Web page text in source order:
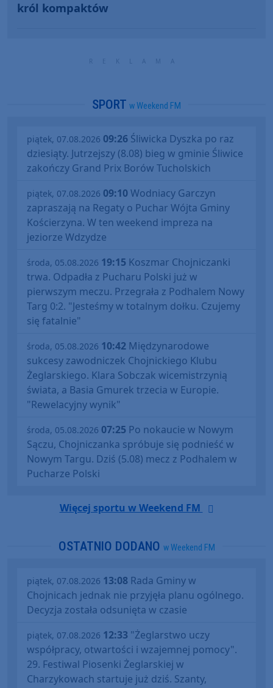
król kompaktów
SPORT w Weekend FM
piątek, 07.08.2026 09:26 Śliwicka Dyszka po raz
dziesiąty. Jutrzejszy (8.08) bieg w gminie Śliwice
zakończy Grand Prix Borów Tucholskich
piątek, 07.08.2026 09:10Wodniacy Garczyn
zapraszają na Regaty o Puchar Wójta Gminy
Kościerzyna. W ten weekend impreza na
jeziorze Wdzydze
środa, 05.08.2026 19:15 Koszmar Chojniczanki
trwa. Odpadła z Pucharu Polski już w
pierwszym meczu. Przegrała z Podhalem Nowy
Targ 0:2. "Jesteśmy w totalnym dołku. Czujemy
się fatalnie"
środa, 05.08.2026 10:42 Międzynarodowe
sukcesy zawodniczek Chojnickiego Klubu
Żeglarskiego. Klara Sobczak wicemistrzynią
świata, a Basia Gmurek trzecia w Europie.
"Rewelacyjny wynik"
środa, 05.08.2026 07:25 Po nokaucie w Nowym
Sączu, Chojniczanka spróbuje się podnieść w
Nowym Targu. Dziś (5.08) mecz z Podhalem w
Pucharze Polski
Więcej sportu w Weekend FM
OSTATNIO DODANO w Weekend FM
piątek, 07.08.2026 13:08 Rada Gminy w
Chojnicach jednak nie przyjęła planu ogólnego.
Decyzja została odsunięta w czasie
piątek, 07.08.2026 12:33 "Żeglarstwo uczy
współpracy, otwartości i wzajemnej pomocy".
29. Festiwal Piosenki Żeglarskiej w
Charzykowach startuje już dziś. Szanty,